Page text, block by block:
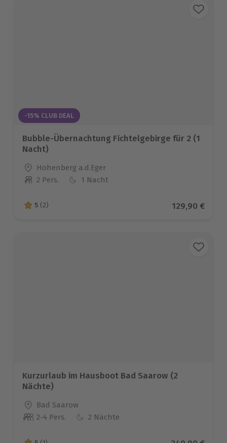
-15% CLUB DEAL
Bubble-Übernachtung Fichtelgebirge für 2 (1
Nacht)
Standort
Hohenberg a.d.Eger
Anzahl der Teilnehmer
2 Pers. 1 Nacht
5 von 5 Sternen basierend auf 2 Bewertungen
5 (2) Aktueller
129,90 €
Kurzurlaub im Hausboot Bad Saarow (2
Nächte)
Standort
Bad Saarow
Anzahl der Teilnehmer
2-4 Pers. 2 Nächte